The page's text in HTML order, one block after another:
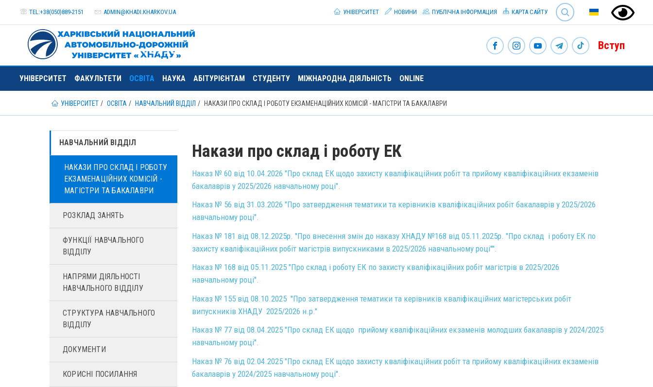
TEL:+38(050)889-2151 ADMIN@KHADI.KHARKOV.UA
SEARCH
УНІВЕРСИТЕТ
НОВИНИ ПУБЛІЧНА ІНФОРМАЦИЯ КАРТА САЙТУ
Вступ
УНІВЕРСИТЕТ ФАКУЛЬТЕТИ ОСВІТА НАУКА АБІТУРІЄНТАМ СТУДЕНТУ МІЖНАРОДНА ДІЯЛЬНІСТЬ ONLINE
УНІВЕРСИТЕТ ОСВІТА НАВЧАЛЬНИЙ ВІДДІЛ НАКАЗИ ПРО СКЛАД І РОБОТУ ЕКЗАМЕНАЦІЙНИХ КОМІСІЙ - МАГІСТРИ ТА БАКАЛАВРИ
Накази про склад і роботу ЕК
Наказ № 60 від 10.04.2026 "Про склад ЕК щодо захисту кваліфікаційних робіт та прийому кваліфікаційних екзаменів
бакалаврів у 2025/2026 навчальному році".
Наказ № 56 від 31.03.2026 "Про затвердження тематики та керівників кваліфікаційних робіт бакалаврів у 2025/2026
навчальному році".
Наказ № 181 від 08.12.2025р. "Про внесення змін до наказу ХНАДУ №168 від 05.11.2025р. "Про склад і роботу ЕК по
захисту кваліфікаційних робіт магістрів випускниками в 2025/2026 навчальному році"".
Наказ № 168 від 05.11.2025 "Про склад і роботу ЕК по захисту кваліфікаційних робіт магістрів в 2025/2026
навчальному році".
Наказ № 155 від 08.10.2025 "Про затвердження тематики та керівників кваліфікаційних магістерських робіт
випускників ХНАДУ 2025/2026 н.р."
Наказ № 77 від 08.04.2025 "Про склад ЕК щодо прийому кваліфікаційних екзаменів молодших бакалаврів у 2024/2025
навчальному році".
Наказ № 76 від 02.04.2025 "Про склад ЕК щодо захисту кваліфікаційних робіт та прийому кваліфікаційних екзаменів
бакалаврів у 2024/2025 навчальному році".
НАВЧАЛЬНИЙ ВІДДІЛ
НАКАЗИ ПРО СКЛАД І РОБОТУ
ЕКЗАМЕНАЦІЙНИХ КОМІСІЙ -
МАГІСТРИ ТА БАКАЛАВРИ
РОЗКЛАД ЗАНЯТЬ
ФУНКЦІЇ НАВЧАЛЬНОГО
ВІДДІЛУ
НАПРЯМИ ДІЯЛЬНОСТІ
НАВЧАЛЬНОГО ВІДДІЛУ
СТРУКТУРА НАВЧАЛЬНОГО
ВІДДІЛУ
ДОКУМЕНТИ
КОРИСНІ ПОСИЛАННЯ